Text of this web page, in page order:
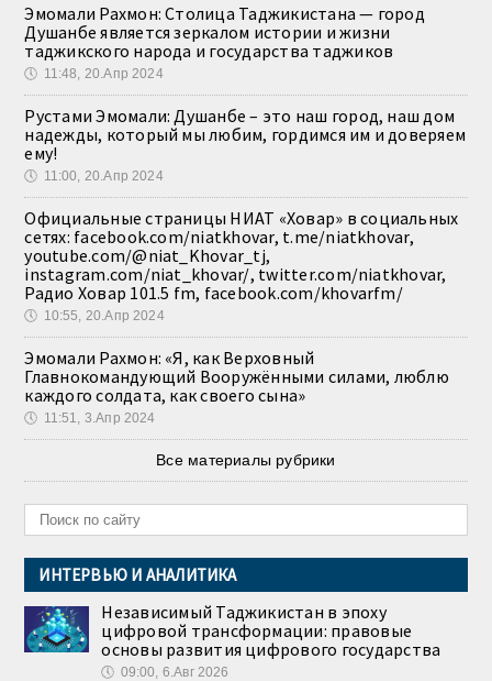
Эмомали Рахмон: Столица Таджикистана — город
Душанбе является зеркалом истории и жизни
таджикского народа и государства таджиков
🕔 11:48, 20.Апр 2024
Рустами Эмомали: Душанбе – это наш город, наш дом
надежды, который мы любим, гордимся им и доверяем
ему!
🕔 11:00, 20.Апр 2024
Официальные страницы НИАТ «Ховар» в социальных
сетях: facebook.com/niatkhovar, t.me/niatkhovar,
youtube.com/@niat_Khovar_tj,
instagram.com/niat_khovar/, twitter.com/niatkhovar,
Радио Ховар 101.5 fm, facebook.com/khovarfm/
🕔 10:55, 20.Апр 2024
Эмомали Рахмон: «Я, как Верховный
Главнокомандующий Вооружёнными силами, люблю
каждого солдата, как своего сына»
🕔 11:51, 3.Апр 2024
Все материалы рубрики
ИНТЕРВЬЮ И АНАЛИТИКА
Независимый Таджикистан в эпоху
цифровой трансформации: правовые
основы развития цифрового государства
🕔 09:00, 6.Авг 2026